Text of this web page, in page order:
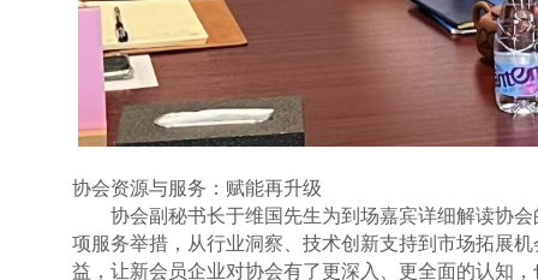
协会资源与服务：赋能再升级
协会副秘书长于维国先生为到场嘉宾详细解读协
项服务举措，从行业洞察、技术创新支持到市场拓展
益，让新会员企业对协会有了更深入、更全面的认知